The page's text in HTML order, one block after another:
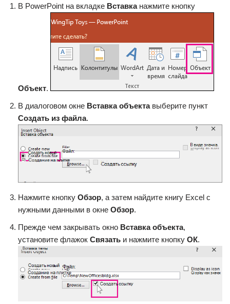
В PowerPoint на вкладке Вставканажмите кнопку
Объект.
В диалоговом окне Вставка объектавыберите пункт
Создать из файла.
Нажмите кнопку Обзор, а затем найдите книгу Excel с
нужными данными в окне Обзор.
Прежде чем закрывать окно Вставка объекта,
установите флажок Связать и нажмите кнопку ОК.